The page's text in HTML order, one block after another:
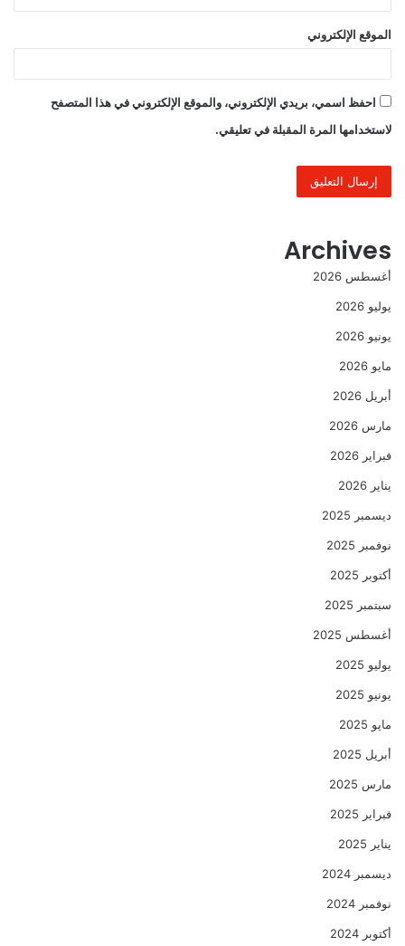
الموقع الإلكتروني
احفظ اسمي، بريدي الإلكتروني، والموقع الإلكتروني في هذا المتصفح
لاستخدامها المرة المقبلة في تعليقي.
Archives
أغسطس 2026
يوليو 2026
يونيو 2026
مايو 2026
أبريل 2026
مارس 2026
فبراير 2026
يناير 2026
ديسمبر 2025
نوفمبر 2025
أكتوبر 2025
سبتمبر 2025
أغسطس 2025
يوليو 2025
يونيو 2025
مايو 2025
أبريل 2025
مارس 2025
فبراير 2025
يناير 2025
ديسمبر 2024
نوفمبر 2024
أكتوبر 2024